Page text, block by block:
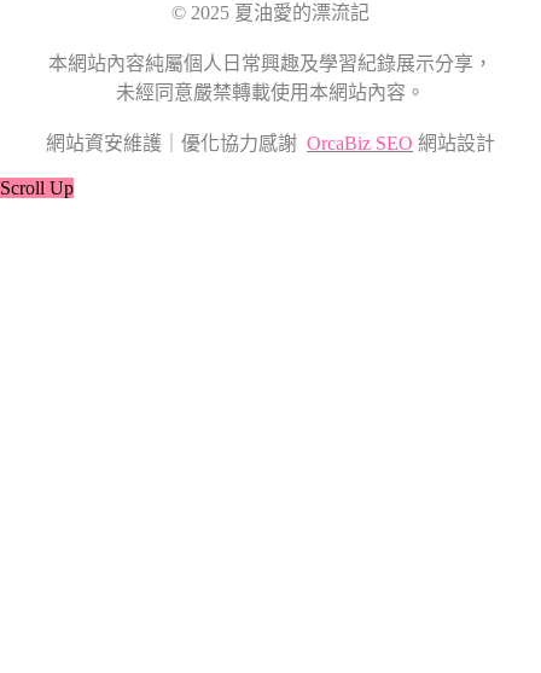
© 2025 夏油愛的漂流記
本網站內容純屬個人日常興趣及學習紀錄展示分享，
未經同意嚴禁轉載使用本網站內容。
網站資安維護｜優化協力感謝 OrcaBiz SEO 網站設計
Scroll Up